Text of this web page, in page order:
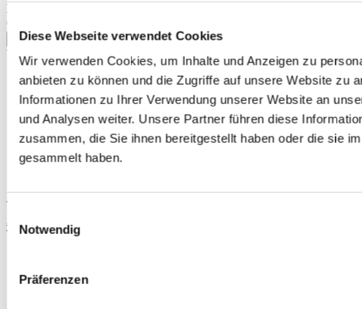
Diese Webseite verwendet Cookies
Wir verwenden Cookies, um Inhalte und Anzeigen zu
anbieten zu können und die Zugriffe auf unsere Website zu
Informationen zu Ihrer Verwendung unserer Website an
und Analysen weiter. Unsere Partner führen diese
zusammen, die Sie ihnen bereitgestellt haben oder die sie
gesammelt haben.
Notwendig
Präferenzen
Honda
CR-Z 2010-2014 1.5i (ZF1)
mehr anzeigen
Verwandte Produkte
TIPP
Teilenummer: AE-SP-CRZ10-CF